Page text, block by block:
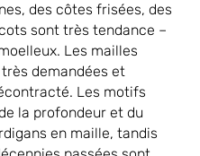
des côtes frisées, des
sont très tendance –
Les mailles
demandées et
Les motifs
la profondeur et du
en maille, tandis